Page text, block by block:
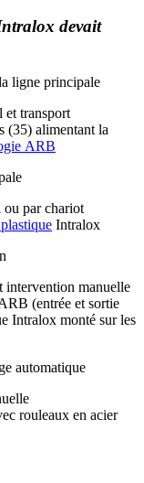
devait
ligne principale
et transport
(35) alimentant la
ARB
ou par chariot
Intralox
intervention manuelle
(entrée et sortie
Intralox monté sur les
automatique
rouleaux en acier